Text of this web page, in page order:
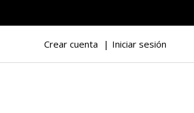
Crear cuenta Iniciar sesión